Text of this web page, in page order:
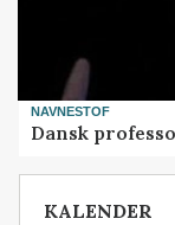
NAVNESTOF
Dansk
KALENDER